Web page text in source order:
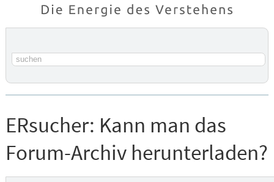
Suchbegriff
ERsucher: Kann man das
Forum-Archiv herunterladen?